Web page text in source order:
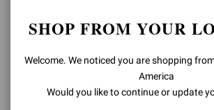
PRODUKTDETAILS
Der aus edlem Leder gefertigte Portofino Belt
runde Schnalle, die mit farblich abgestimmtem
Handgefertigt in Italien.
SHOP FROM YOUR
Welcome. We noticed you are shopping
America
Would you like to continue or update